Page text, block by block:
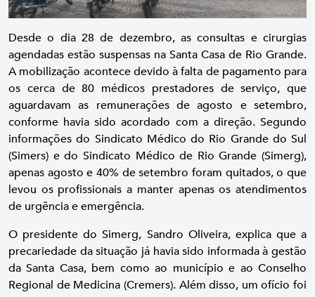
Desde o dia 28 de dezembro, as consultas e cirurgias
agendadas estão suspensas na Santa Casa de Rio Grande.
A mobilização acontece devido à falta de pagamento para
os cerca de 80 médicos prestadores de serviço, que
aguardavam as remunerações de agosto e setembro,
conforme havia sido acordado com a direção. Segundo
informações do Sindicato Médico do Rio Grande do Sul
(Simers) e do Sindicato Médico de Rio Grande (Simerg),
apenas agosto e 40% de setembro foram quitados, o que
levou os profissionais a manter apenas os atendimentos
de urgência e emergência.
O presidente do Simerg, Sandro Oliveira, explica que a
precariedade da situação já havia sido informada à gestão
da Santa Casa, bem como ao município e ao Conselho
Regional de Medicina (Cremers). Além disso, um ofício foi